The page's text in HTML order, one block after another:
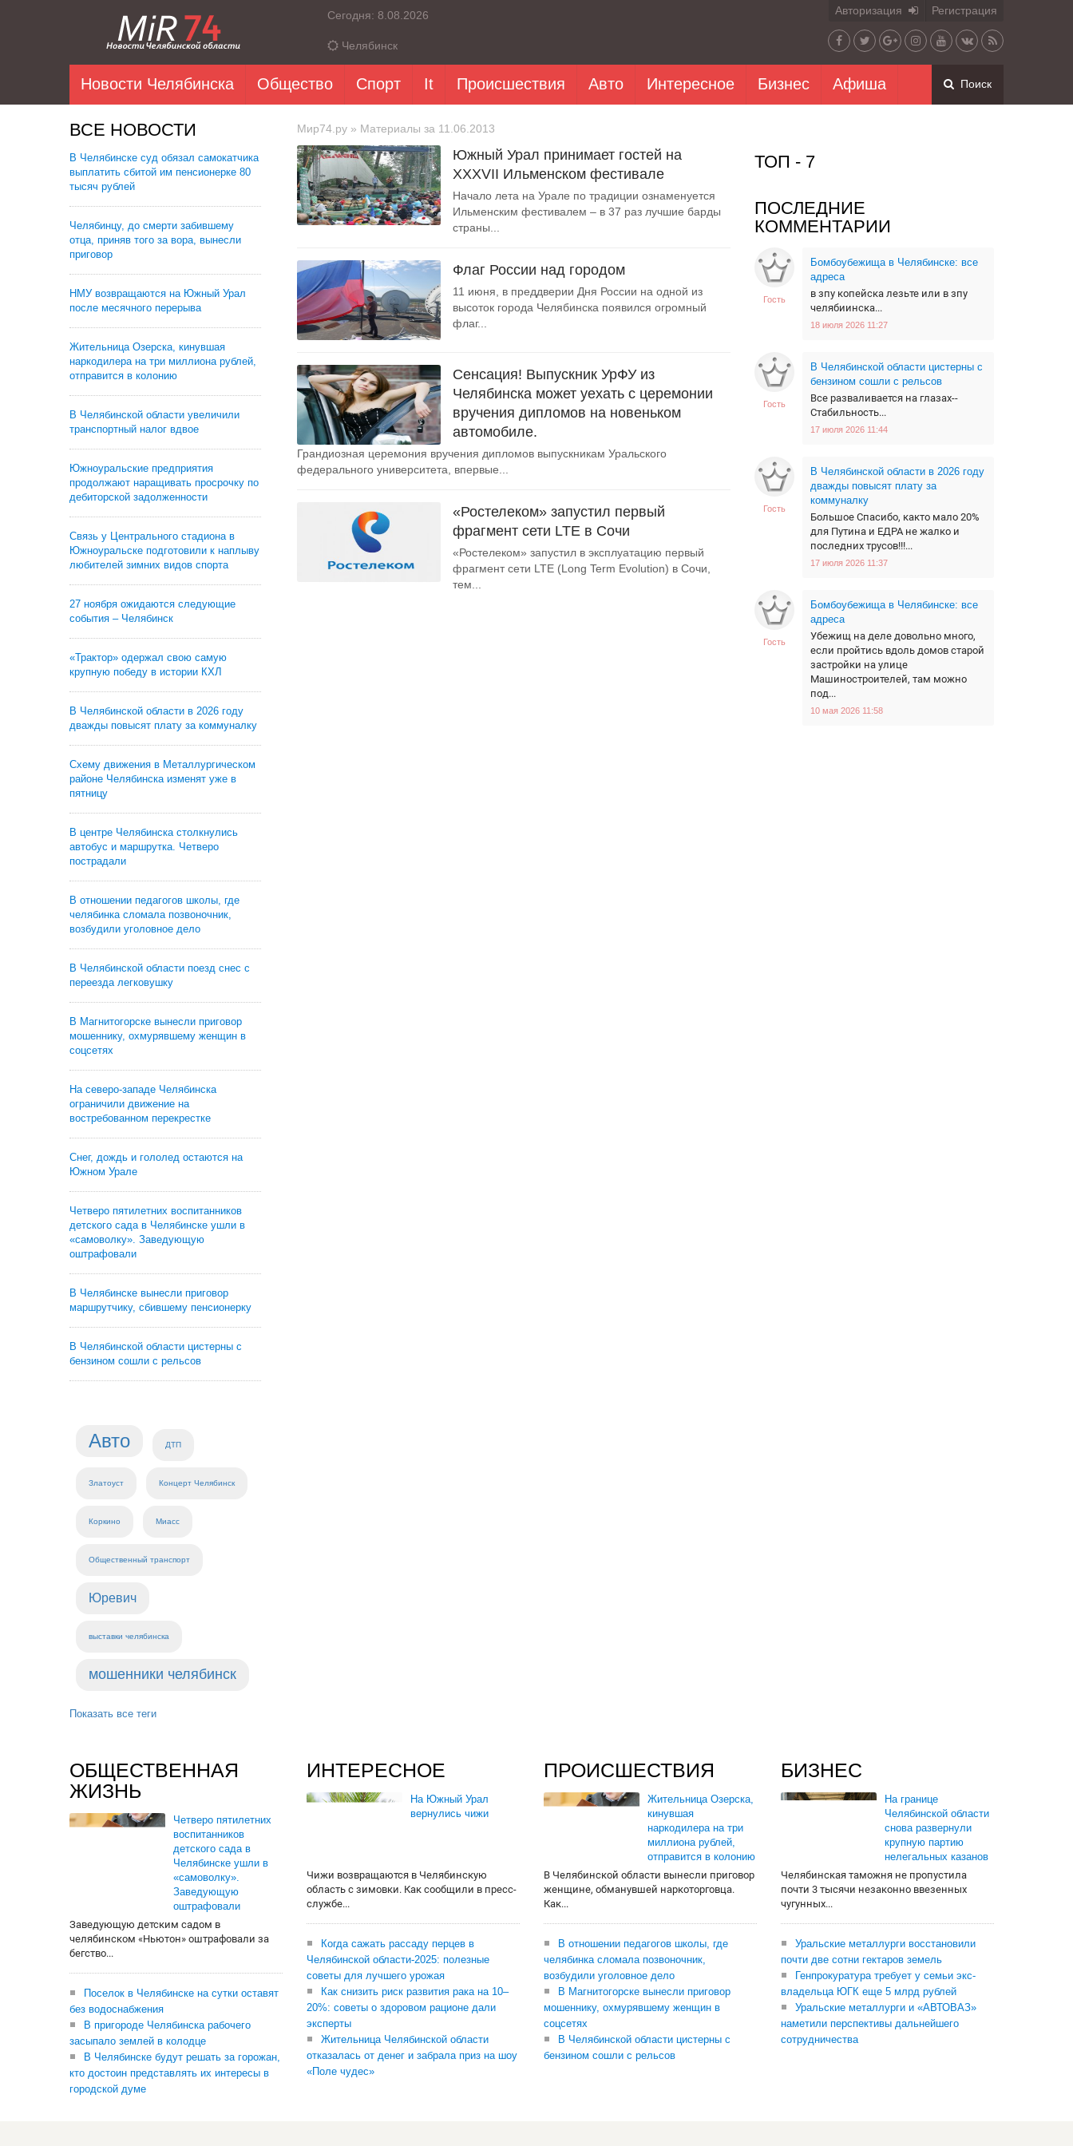
Сегодня: 8.08.2026
Челябинск
Авторизация Регистрация
Новости Челябинска Общество Спорт It Происшествия Авто Интересное Бизнес Афиша Поиск
ВСЕ НОВОСТИ
В Челябинске суд обязал самокатчика
выплатить сбитой им пенсионерке 80
тысяч рублей
Челябинцу, до смерти забившему
отца, приняв того за вора, вынесли
приговор
НМУ возвращаются на Южный Урал
после месячного перерыва
Жительница Озерска, кинувшая
наркодилера на три миллиона рублей,
отправится в колонию
В Челябинской области увеличили
транспортный налог вдвое
Южноуральские предприятия
продолжают наращивать просрочку по
дебиторской задолженности
Связь у Центрального стадиона в
Южноуральске подготовили к наплыву
любителей зимних видов спорта
27 ноября ожидаются следующие
события – Челябинск
«Трактор» одержал свою самую
крупную победу в истории КХЛ
В Челябинской области в 2026 году
дважды повысят плату за коммуналку
Схему движения в Металлургическом
районе Челябинска изменят уже в
пятницу
В центре Челябинска столкнулись
автобус и маршрутка. Четверо
пострадали
В отношении педагогов школы, где
челябинка сломала позвоночник,
возбудили уголовное дело
В Челябинской области поезд снес с
переезда легковушку
В Магнитогорске вынесли приговор
мошеннику, охмурявшему женщин в
соцсетях
На северо-западе Челябинска
ограничили движение на
востребованном перекрестке
Снег, дождь и гололед остаются на
Южном Урале
Четверо пятилетних воспитанников
детского сада в Челябинске ушли в
«самоволку». Заведующую
оштрафовали
В Челябинске вынесли приговор
маршрутчику, сбившему пенсионерку
В Челябинской области цистерны с
бензином сошли с рельсов
Авто ДТП
Златоуст Концерт Челябинск
Коркино Миасс
Общественный транспорт
Юревич
выставки челябинска
мошенники челябинск
Показать все теги
ТОП - 7
ПОСЛЕДНИЕ
КОММЕНТАРИИ
Гость
Бомбоубежища в Челябинске: все
адреса
в зпу копейска лезьте или в зпу
челябиинска...
18 июля 2026 11:27
Гость
В Челябинской области цистерны с
бензином сошли с рельсов
Все разваливается на глазах--
Стабильность...
17 июля 2026 11:44
Гость
В Челябинской области в 2026 году
дважды повысят плату за
коммуналку
Большое Спасибо, както мало 20%
для Путина и ЕДРА не жалко и
последних трусов!!!...
17 июля 2026 11:37
Гость
Бомбоубежища в Челябинске: все
адреса
Убежищ на деле довольно много,
если пройтись вдоль домов старой
застройки на улице
Машиностроителей, там можно
под...
10 мая 2026 11:58
Мир74.ру » Материалы за 11.06.2013
Южный Урал принимает гостей на
XXXVII Ильменском фестивале
Начало лета на Урале по традиции ознаменуется
Ильменским фестивалем – в 37 раз лучшие барды
страны...
Флаг России над городом
11 июня, в преддверии Дня России на одной из
высоток города Челябинска появился огромный
флаг...
Сенсация! Выпускник УрФУ из
Челябинска может уехать с церемонии
вручения дипломов на новеньком
автомобиле.
Грандиозная церемония вручения дипломов выпускникам Уральского
федерального университета, впервые...
«Ростелеком» запустил первый
фрагмент сети LTE в Сочи
«Ростелеком» запустил в эксплуатацию первый
фрагмент сети LTE (Long Term Evolution) в Сочи,
тем...
ОБЩЕСТВЕННАЯ
ЖИЗНЬ
Четверо пятилетних
воспитанников
детского сада в
Челябинске ушли в
«самоволку».
Заведующую
оштрафовали
Заведующую детским садом в
челябинском «Ньютон» оштрафовали за
бегство...
Поселок в Челябинске на сутки оставят
без водоснабжения
В пригороде Челябинска рабочего
засыпало землей в колодце
В Челябинске будут решать за горожан,
кто достоин представлять их интересы в
городской думе
ИНТЕРЕСНОЕ
На Южный Урал
вернулись чижи
Чижи возвращаются в Челябинскую
область с зимовки. Как сообщили в пресс-
службе...
Когда сажать рассаду перцев в
Челябинской области-2025: полезные
советы для лучшего урожая
Как снизить риск развития рака на 10–
20%: советы о здоровом рационе дали
эксперты
Жительница Челябинской области
отказалась от денег и забрала приз на шоу
«Поле чудес»
ПРОИСШЕСТВИЯ
Жительница Озерска,
кинувшая
наркодилера на три
миллиона рублей,
отправится в колонию
В Челябинской области вынесли приговор
женщине, обманувшей наркоторговца.
Как...
В отношении педагогов школы, где
челябинка сломала позвоночник,
возбудили уголовное дело
В Магнитогорске вынесли приговор
мошеннику, охмурявшему женщин в
соцсетях
В Челябинской области цистерны с
бензином сошли с рельсов
БИЗНЕС
На границе
Челябинской области
снова развернули
крупную партию
нелегальных казанов
Челябинская таможня не пропустила
почти 3 тысячи незаконно ввезенных
чугунных...
Уральские металлурги восстановили
почти две сотни гектаров земель
Генпрокуратура требует у семьи экс-
владельца ЮГК еще 5 млрд рублей
Уральские металлурги и «АВТОВАЗ»
наметили перспективы дальнейшего
сотрудничества